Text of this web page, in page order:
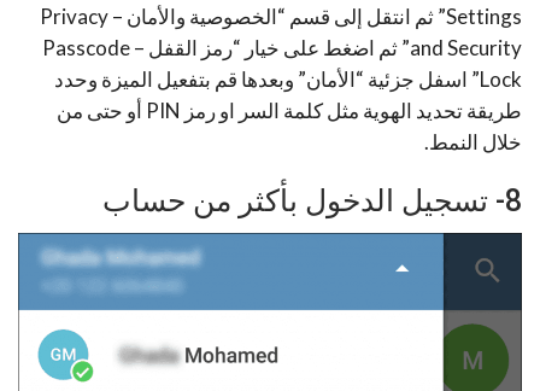
Settings” ثم انتقل إلى قسم “الخصوصية والأمان – Privacy
and Security” ثم اضغط على خيار “رمز القفل – Passcode
Lock” اسفل جزئية “الأمان” وبعدها قم بتفعيل الميزة وحدد
طريقة تحديد الهوية مثل كلمة السر او رمز PIN أو حتى من
خلال النمط.
8- تسجيل الدخول بأكثر من حساب